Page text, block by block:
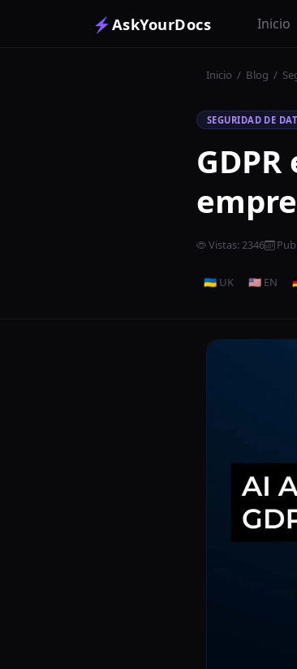
⚡ AskYourDocs Inicio
Inicio / Blog /
SEGURIDAD DE
Vistas:2346
🇺🇦 UK 🇺🇸 EN